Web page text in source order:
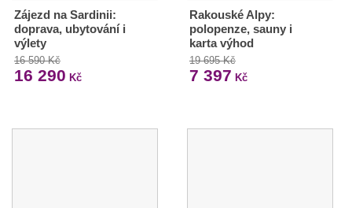
Zájezd na Sardinii:
doprava, ubytování i
výlety
16 590 Kč
16 290 Kč
Rakouské Alpy:
polopenze, sauny i
karta výhod
19 695 Kč
7 397 Kč